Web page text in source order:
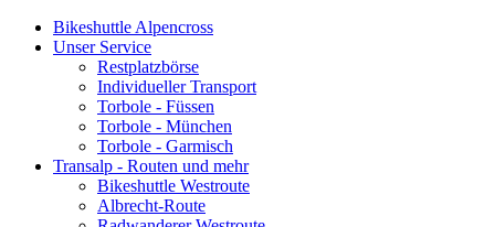
Bikeshuttle Alpencross
Unser Service
Restplatzbörse
Individueller Transport
Torbole - Füssen
Torbole - München
Torbole - Garmisch
Transalp - Routen und mehr
Bikeshuttle Westroute
Albrecht-Route